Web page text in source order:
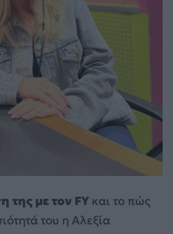
της με τον FY και το πώς
του η Αλεξία